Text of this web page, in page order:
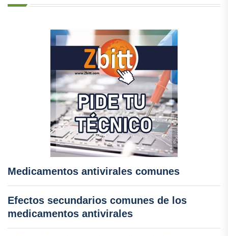
Medicamentos antivirales comunes
Efectos secundarios comunes de los
medicamentos antivirales